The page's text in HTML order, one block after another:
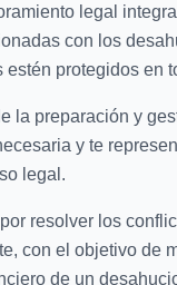
legal
con los
estén protegidos en
la preparación y
y te
legal.
resolver los
con el objetivo de
de un